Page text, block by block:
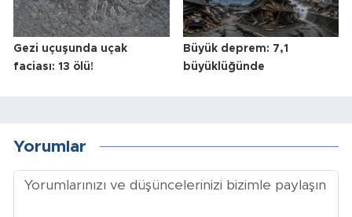
Gezi uçuşunda uçak
faciası: 13 ölü!
Büyük deprem: 7,1
büyüklüğünde
Yorumlar